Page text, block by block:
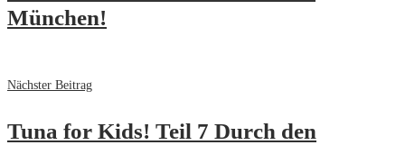
München!
Nächster Beitrag
Tuna for Kids! Teil 7 Durch den